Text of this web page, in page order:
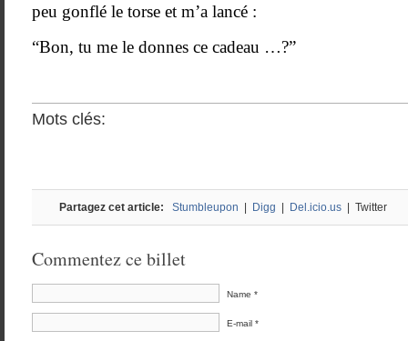
peu gonflé le torse et m’a lancé :
“Bon, tu me le donnes ce cadeau …?”
Mots clés:
Partagez cet article: Stumbleupon Digg Del.icio.us | Twitter
Commentez ce billet
Name *
E-mail *